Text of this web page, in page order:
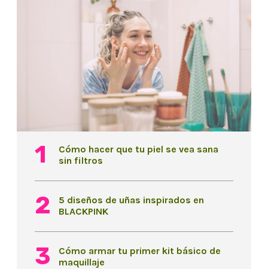
Cómo hacer que tu piel se vea sana
sin filtros
5 diseños de uñas inspirados en
BLACKPINK
Cómo armar tu primer kit básico de
maquillaje